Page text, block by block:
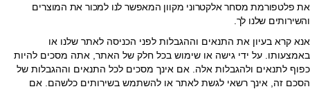
את פלטפורמת מסחר אלקטרוני מקוון המאפשר לנו למכור את המוצרים
והשירותים שלנו לך.
אנא קרא בעיון את התנאים וההגבלות לפני הכניסה לאתר שלנו או
באמצעותו. על ידי גישה או שימוש בכל חלק של האתר, אתה מסכים להיות
כפוף לתנאים ולהגבלות אלה. אם אינך מסכים לכל התנאים וההגבלות של
הסכם זה, אינך רשאי לגשת לאתר או להשתמש בשירותים כלשהם. אם